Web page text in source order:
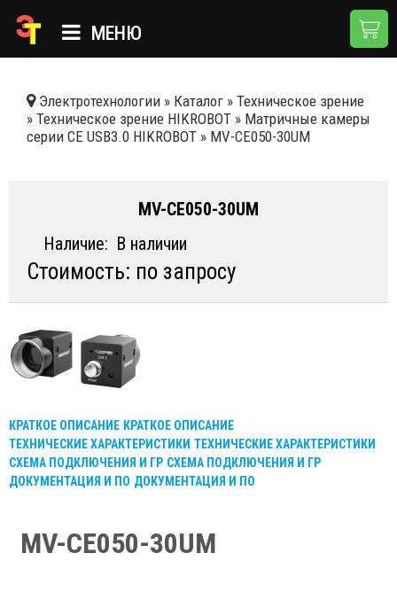
МЕНЮ
КАТАЛОГ
НОВОСТИ
ДОСТАВКА И ОПЛАТА
КОНТАКТЫ
Электротехнологии » Каталог » Техническое зрение
» Техническое зрение HIKROBOT » Матричные камеры
серии CE USB3.0 HIKROBOT » MV-CE050-30UM
MV-CE050-30UM
Наличие: В наличии
Стоимость: по запросу
КРАТКОЕ ОПИСАНИЕ КРАТКОЕ ОПИСАНИЕ
ТЕХНИЧЕСКИЕ ХАРАКТЕРИСТИКИ ТЕХНИЧЕСКИЕ ХАРАКТЕРИСТИКИ
СХЕМА ПОДКЛЮЧЕНИЯ И ГР СХЕМА ПОДКЛЮЧЕНИЯ И ГР
ДОКУМЕНТАЦИЯ И ПО ДОКУМЕНТАЦИЯ И ПО
MV-CE050-30UM